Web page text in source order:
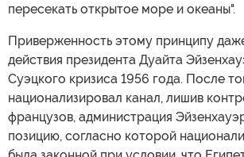
пересекать открытое море и океаны".
Приверженность этому принципу
действия президента Дуайта
Суэцкого кризиса 1956 года. После
национализировал канал, лишив
французов, администрация
позицию, согласно которой